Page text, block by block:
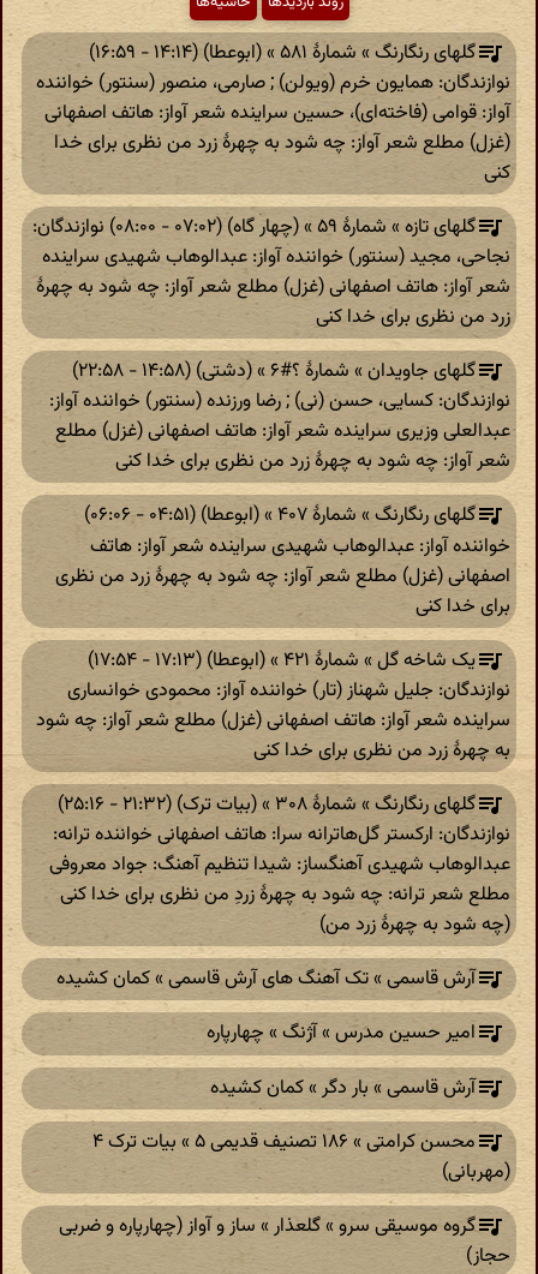
گلهای رنگارنگ » شمارهٔ ۵۸۱ » (ابوعطا) (۱۴:۱۴ - ۱۶:۵۹)
نوازندگان: همایون خرم (‎ویولن) ; صارمی، منصور (‎سنتور) خواننده
آواز: قوامی (فاخته‌ای)، حسین سراینده شعر آواز: هاتف اصفهانی
(غزل) مطلع شعر آواز: چه شود به چهرهٔ زرد من نظری برای خدا
کنی
گلهای تازه » شمارهٔ ۵۹ » (چهار گاه) (۰۷:۰۲ - ۰۸:۰۰) نوازندگان:
نجاحی، مجید (‎سنتور) خواننده آواز: عبدالوهاب شهیدی سراینده
شعر آواز: هاتف اصفهانی (غزل) مطلع شعر آواز: چه شود به چهرهٔ
زرد من نظری برای خدا کنی
گلهای جاویدان » شمارهٔ ؟#۶ » (دشتی) (۱۴:۵۸ - ۲۲:۵۸)
نوازندگان: كسایی، حسن (‎نی) ; رضا ورزنده (‎سنتور) خواننده آواز:
عبدالعلی وزیری سراینده شعر آواز: هاتف اصفهانی (غزل) مطلع
شعر آواز: چه شود به چهرهٔ زرد من نظری برای خدا کنی
گلهای رنگارنگ » شمارهٔ ۴۰۷ » (ابوعطا) (۰۴:۵۱ - ۰۶:۰۶)
خواننده آواز: عبدالوهاب شهیدی سراینده شعر آواز: هاتف
اصفهانی (غزل) مطلع شعر آواز: چه شود به چهرهٔ زرد من نظری
برای خدا کنی
یک شاخه گل » شمارهٔ ۴۲۱ » (ابوعطا) (۱۷:۱۳ - ۱۷:۵۴)
نوازندگان: جلیل شهناز (‎تار) خواننده آواز: محمودی خوانساری
سراینده شعر آواز: هاتف اصفهانی (غزل) مطلع شعر آواز: چه شود
به چهرهٔ زرد من نظری برای خدا کنی
گلهای رنگارنگ » شمارهٔ ۳۰۸ » (بیات ترک) (۲۱:۳۲ - ۲۵:۱۶)
نوازندگان: ارکستر گل‌هاترانه سرا: هاتف اصفهانی خواننده ترانه:
عبدالوهاب شهیدی آهنگساز: شیدا تنظیم آهنگ: جواد معروفی
مطلع شعر ترانه: چه شود به چهرهٔ زردِ من نظری برای خدا کنی
(چه شود به چهرهٔ زرد من)
آرش قاسمی » تک آهنگ های آرش قاسمی » کمان کشیده
امیر حسین مدرس » آژنگ » چهارپاره
آرش قاسمی » بار دگر » کمان کشیده
محسن کرامتی » ۱۸۶ تصنیف قدیمی ۵ » بیات ترک ۴
(مهربانی)
گروه موسیقی سرو » گلعذار » ساز و آواز (چهارپاره و ضربی
حجاز)